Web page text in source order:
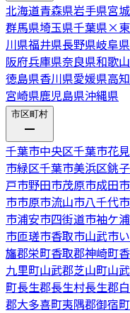
北海道青森県岩手県宮
群馬県埼玉県千葉県×
川県福井県長野県岐阜県
阪府兵庫県奈良県和歌
徳島県香川県愛媛県高
宮崎県鹿児島県沖縄県
市区町村
千葉市中央区千葉市花
市緑区千葉市美浜区銚
戸市野田市茂原市成田市
市市原市流山市八千代市
市浦安市四街道市袖ケ
市匝瑳市香取市山武市
旛郡栄町香取郡神崎町
九里町山武郡芝山町山
町長生郡長生村長生郡
郡大多喜町夷隅郡御宿町